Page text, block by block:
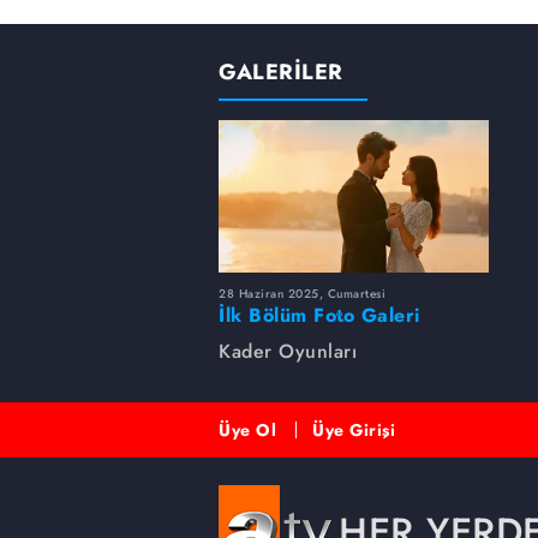
GALERİLER
28 Haziran 2025, Cumartesi
İlk Bölüm Foto Galeri
Kader Oyunları
Üye Ol Üye Girişi